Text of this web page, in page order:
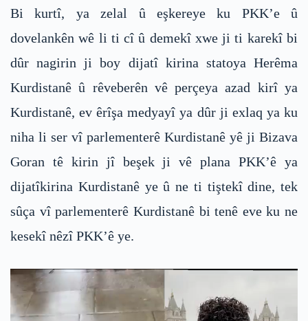
Bi kurtî, ya zelal û eşkereye ku PKK’e û
dovelankên wê li ti cî û demekî xwe ji ti karekî bi
dûr nagirin ji boy dijatî kirina statoya Herêma
Kurdistanê û rêveberên vê perçeya azad kirî ya
Kurdistanê, ev êrîşa medyayî ya dûr ji exlaq ya ku
niha li ser vî parlementerê Kurdistanê yê ji Bizava
Goran tê kirin jî beşek ji vê plana PKK’ê ya
dijatîkirina Kurdistanê ye û ne ti tiştekî dine, tek
sûça vî parlementerê Kurdistanê bi tenê eve ku ne
kesekî nêzî PKK’ê ye.
Video
Player